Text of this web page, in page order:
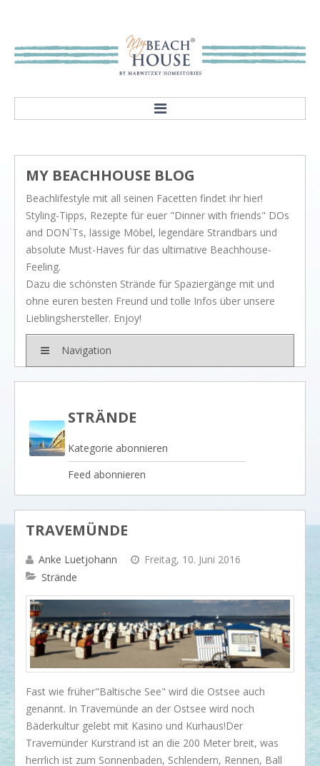
Our mission
Showroom
STYLES
Rivièra Style
Hampton Style
Nordic Style
BRANDS
Rivièra Maison
Neptune
Dash & Albert
Ilse Jacobsen
PROJEKTE
BLOG
Legendäre Strandbars
DOs and DON`Ts
Dinner with friends
I love my dog!
Behind the scenes...
Enjoy!
Events
MY BEACHHOUSE BLOG
Beachlifestyle mit all seinen Facetten findet ihr hier!
Styling-Tipps, Rezepte für euer "Dinner with friends" DOs
and DON`Ts, lässige Möbel, legendäre Strandbars und
absolute Must-Haves für das ultimative Beachhouse-
Feeling.
Dazu die schönsten Strände für Spaziergänge mit und
ohne euren besten Freund und tolle Infos über unsere
Lieblingshersteller. Enjoy!
Navigation
STRÄNDE
Kategorie abonnieren
Feed abonnieren
TRAVEMÜNDE
Anke Luetjohann
Freitag, 10. Juni 2016
Strände
Fast wie früher"Baltische See" wird die Ostsee auch
genannt. In Travemünde an der Ostsee wird noch
Bäderkultur gelebt mit Kasino und Kurhaus!Der
Travemünder Kurstrand ist an die 200 Meter breit, was
herrlich ist zum Sonnenbaden, Schlendern, Rennen, Ball